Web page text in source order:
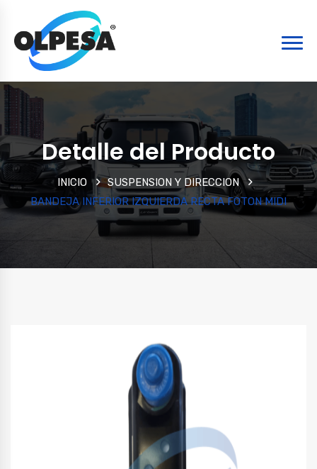
Detalle del Producto
INICIO
SUSPENSION Y DIRECCION
BANDEJA INFERIOR IZQUIERDA RECTA FOTON MIDI